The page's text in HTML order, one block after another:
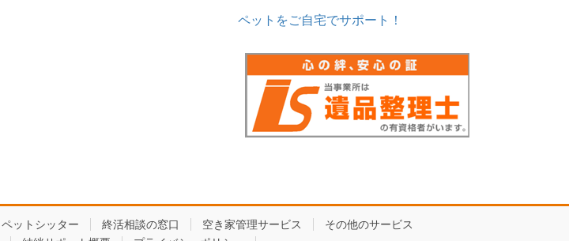
ペットをご自宅でサポート！
ペットシッター 終活相談の窓口 空き家管理サービス
その他のサービス